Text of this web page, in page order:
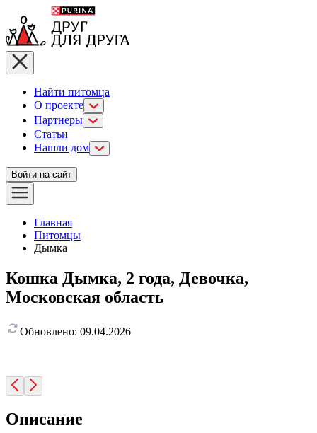
Найти питомца
О проекте
Партнеры
Статьи
Нашли дом
Войти на сайт
Главная
Питомцы
Дымка
Кошка Дымка, 2 года, Девочка,
Московская область
Обновлено: 09.04.2026
Описание